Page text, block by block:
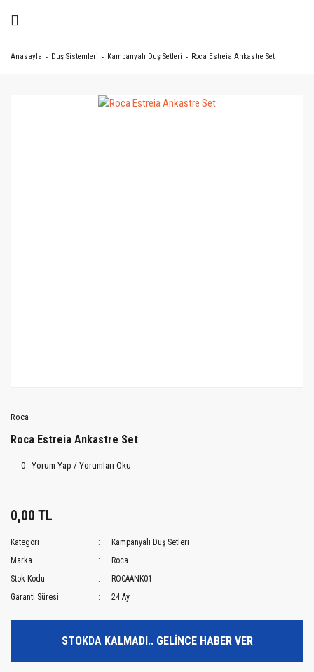
Anasayfa Duş Sistemleri Kampanyalı Duş Setleri Roca Estreia Ankastre Set
Roca
Roca Estreia Ankastre Set
0 - Yorum Yap / Yorumları Oku
0,00 TL
Kategori
Kampanyalı Duş Setleri
Marka
Roca
Stok Kodu
ROCAANK01
Garanti Süresi
24 Ay
STOKDA KALMADI.. GELİNCE HABER VER